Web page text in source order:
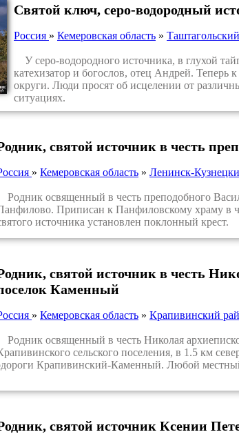
Святой ключ, серо-водородный
Россия » Кемеровская область »
У серо-водородного источника, в глухой
катехизатор и богослов, отец Андрей.
округи. Люди просят об исцелении от
ситуациях.
святой источник в честь
» Кемеровская область » Ленинск-
Родник освященный в честь преподобного
Приписан к Панфиловскому храму
источника установлен поклонный крест.
святой источник в честь
Каменный
» Кемеровская область » Крапивинский
Родник освященный в честь Николая
сельского поселения, в 1.5 км
Крапивинский-Каменный. Любой местный
святой источник Ксении